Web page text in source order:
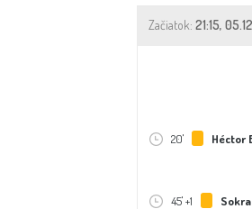
Začiatok: 21:15,
20' Héctor
45' +1